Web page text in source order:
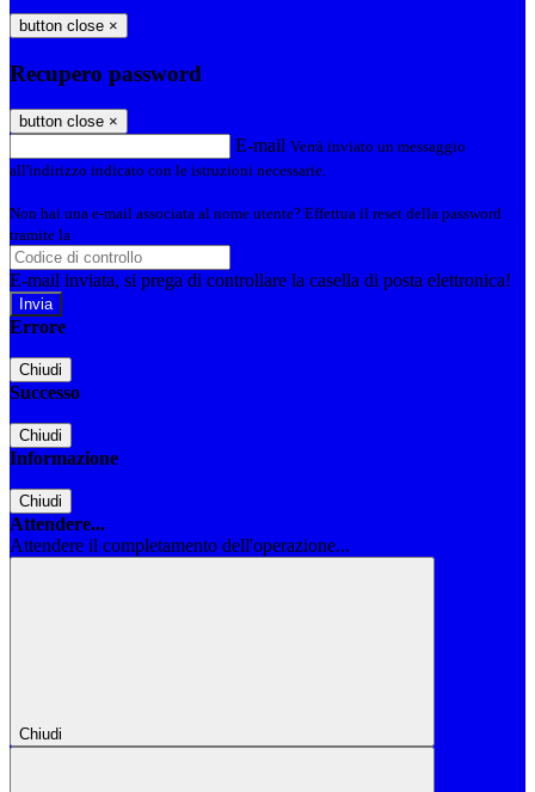
button close ×
Recupero password
button close ×
E-mail Verrà inviato un messaggio
all'indirizzo indicato con le istruzioni necessarie.
Non hai una e-mail associata al nome utente? Effettua il reset della password
tramite la
E-mail inviata, si prega di controllare la casella di posta elettronica!
Errore
Chiudi
Successo
Chiudi
Informazione
Chiudi
Attendere...
Attendere il completamento dell'operazione...
Chiudi